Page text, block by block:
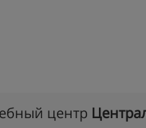
центр